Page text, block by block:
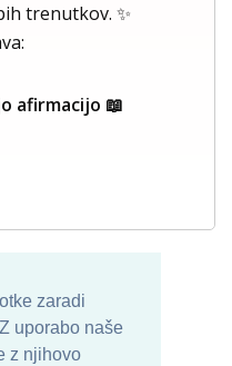
zaradi
uporabo naše
z njihovo
trenutkov. ✨
afirmacijo 📖